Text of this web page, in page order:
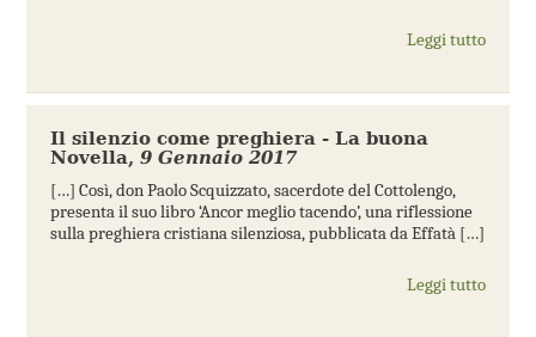
Leggi tutto
Il silenzio come preghiera - La buona
Novella, 9 Gennaio 2017
[…] Così, don Paolo Scquizzato, sacerdote del Cottolengo,
presenta il suo libro ‘Ancor meglio tacendo’, una riflessione
sulla preghiera cristiana silenziosa, pubblicata da Effatà […]
Leggi tutto